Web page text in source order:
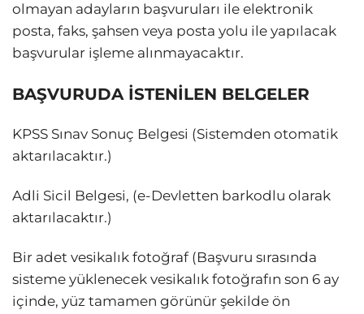
olmayan adayların başvuruları ile elektronik
posta, faks, şahsen veya posta yolu ile yapılacak
başvurular işleme alınmayacaktır.
BAŞVURUDA İSTENİLEN BELGELER
KPSS Sınav Sonuç Belgesi (Sistemden otomatik
aktarılacaktır.)
Adli Sicil Belgesi, (e-Devletten barkodlu olarak
aktarılacaktır.)
Bir adet vesikalık fotoğraf (Başvuru sırasında
sisteme yüklenecek vesikalık fotoğrafın son 6 ay
içinde, yüz tamamen görünür şekilde ön